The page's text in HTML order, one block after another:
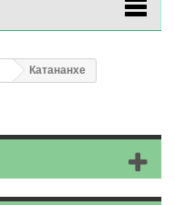
Катананхе